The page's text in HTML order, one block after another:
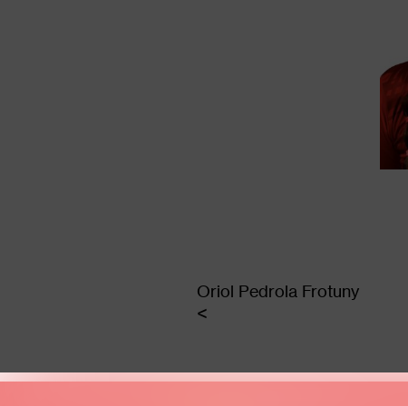
Oriol Pedrola Frotuny